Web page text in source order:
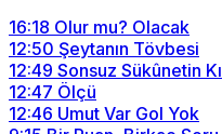
16:18 Olur mu? Olacak
12:50 Şeytanın Tövbesi
12:49 Sonsuz Sükûnetin
12:47 Ölçü
12:46 Umut Var Gol Yok